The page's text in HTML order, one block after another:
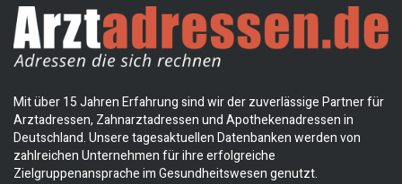
Mit über 15 Jahren Erfahrung sind wir der zuverlässige Partner für
Arztadressen, Zahnarztadressen und Apothekenadressen in
Deutschland. Unsere tagesaktuellen Datenbanken werden von
zahlreichen Unternehmen für ihre erfolgreiche
Zielgruppenansprache im Gesundheitswesen genutzt.